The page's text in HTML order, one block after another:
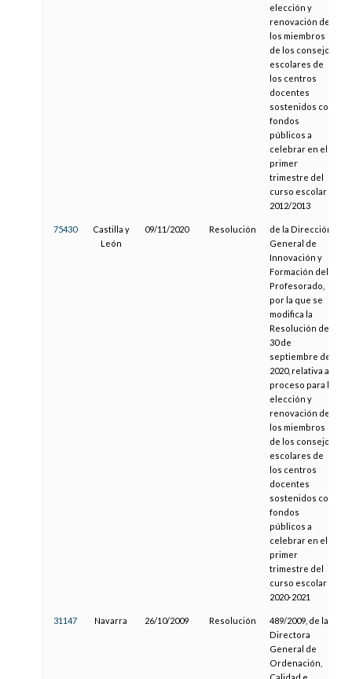
elección y
renovación de
los miembros
de los consejos
escolares de
los centros
docentes
sostenidos con
fondos
públicos a
celebrar en el
primer
trimestre del
curso escolar
2012/2013
75430
Castilla y
León
09/11/2020 Resolución
de la Dirección
General de
Innovación y
Formación del
Profesorado,
por la que se
modifica la
Resolución de
30 de
septiembre de
2020, relativa al
proceso para la
elección y
renovación de
los miembros
de los consejos
escolares de
los centros
docentes
sostenidos con
fondos
públicos a
celebrar en el
primer
trimestre del
curso escolar
2020-2021
31147 Navarra 26/10/2009 Resolución
489/2009, de la
Directora
General de
Ordenación,